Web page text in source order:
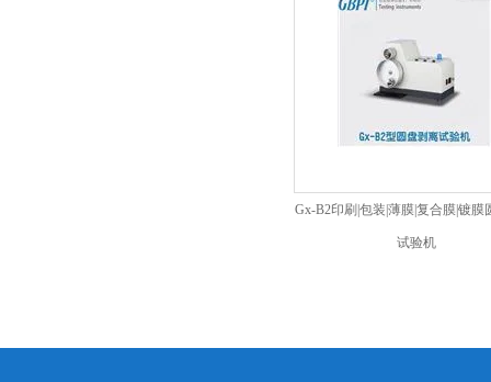
Gx-B2印刷|包装|薄膜|复合膜|镀膜
试验机